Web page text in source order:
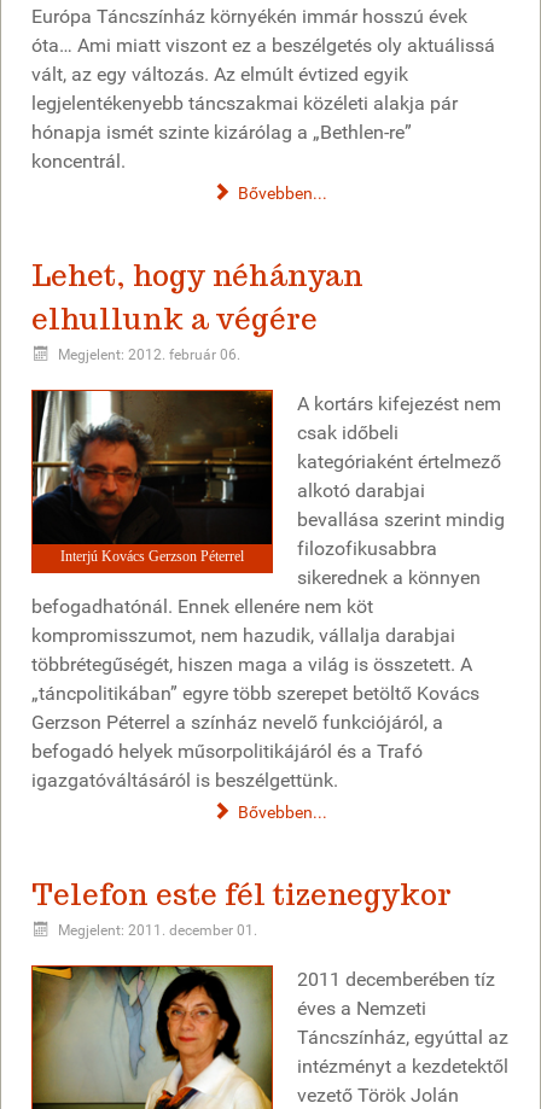
Európa Táncszínház környékén immár hosszú évek
óta… Ami miatt viszont ez a beszélgetés oly aktuálissá
vált, az egy változás. Az elmúlt évtized egyik
legjelentékenyebb táncszakmai közéleti alakja pár
hónapja ismét szinte kizárólag a „Bethlen-re”
koncentrál.
Bővebben...
Lehet, hogy néhányan
elhullunk a végére
Megjelent: 2012. február 06.
Interjú Kovács Gerzson Péterrel
A kortárs kifejezést nem
csak időbeli
kategóriaként értelmező
alkotó darabjai
bevallása szerint mindig
filozofikusabbra
sikerednek a könnyen
befogadhatónál. Ennek ellenére nem köt
kompromisszumot, nem hazudik, vállalja darabjai
többrétegűségét, hiszen maga a világ is összetett. A
„táncpolitikában” egyre több szerepet betöltő Kovács
Gerzson Péterrel a színház nevelő funkciójáról, a
befogadó helyek műsorpolitikájáról és a Trafó
igazgatóváltásáról is beszélgettünk.
Bővebben...
Telefon este fél tizenegykor
Megjelent: 2011. december 01.
2011 decemberében tíz
éves a Nemzeti
Táncszínház, egyúttal az
intézményt a kezdetektől
vezető Török Jolán